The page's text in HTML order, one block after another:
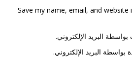
Save my name, email, and
بواسطة البريد الإلكتروني.
بواسطة البريد الإلكتروني.